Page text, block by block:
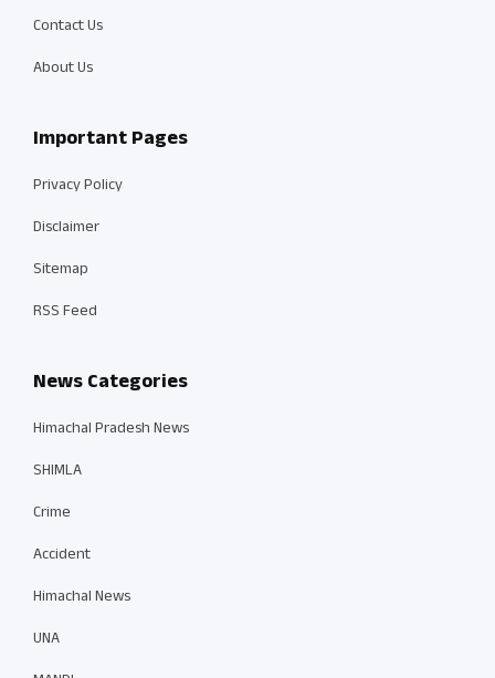
Contact Us
About Us
Important Pages
Privacy Policy
Disclaimer
Sitemap
RSS Feed
News Categories
Himachal Pradesh News
SHIMLA
Crime
Accident
Himachal News
UNA